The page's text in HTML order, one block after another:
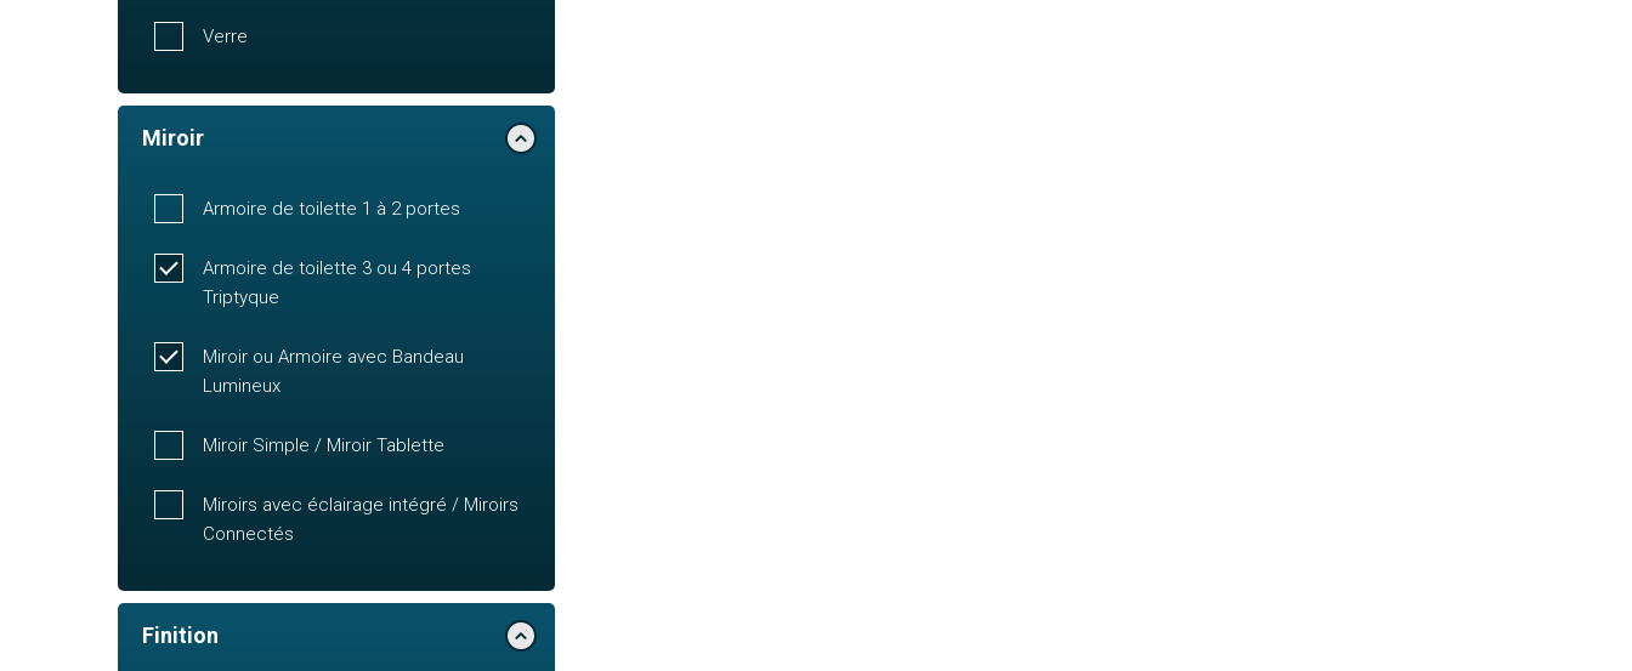
Verre
Miroir
Armoire de toilette 1 à 2 portes
Armoire de toilette 3 ou 4 portes
Triptyque
Miroir ou Armoire avec Bandeau
Lumineux
Miroir Simple / Miroir Tablette
Miroirs avec éclairage intégré / Miroirs
Connectés
Finition